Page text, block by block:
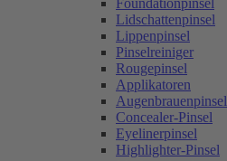
Foundationpinsel
Lidschattenpinsel
Lippenpinsel
Pinselreiniger
Rougepinsel
Applikatoren
Augenbrauenpinsel
Concealer-Pinsel
Eyelinerpinsel
Highlighter-Pinsel